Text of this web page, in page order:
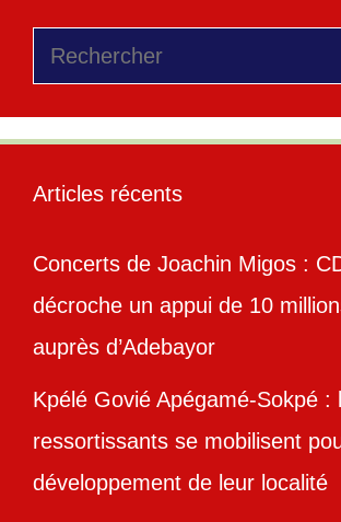
Rechercher
Articles récents
Concerts de Joachin Migos :
décroche un appui de 10
auprès d’Adebayor
Kpélé Govié Apégamé-Sokpé :
ressortissants se mobilisent
développement de leur localité